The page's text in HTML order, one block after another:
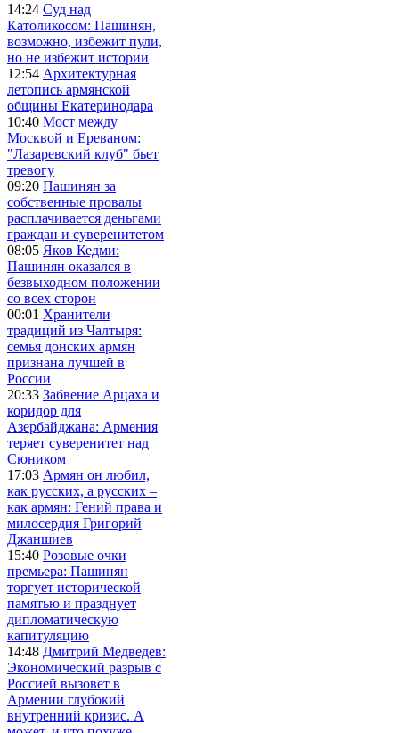
14:24 Суд над
Католикосом: Пашинян,
возможно, избежит пули,
но не избежит истории
12:54 Архитектурная
летопись армянской
общины Екатеринодара
10:40 Мост между
Москвой и Ереваном:
"Лазаревский клуб" бьет
тревогу
09:20 Пашинян за
собственные провалы
расплачивается деньгами
граждан и суверенитетом
08:05 Яков Кедми:
Пашинян оказался в
безвыходном положении
со всех сторон
00:01 Хранители
традиций из Чалтыря:
семья донских армян
признана лучшей в
России
20:33 Забвение Арцаха и
коридор для
Азербайджана: Армения
теряет суверенитет над
Сюником
17:03 Армян он любил,
как русских, а русских –
как армян: Гений права и
милосердия Григорий
Джаншиев
15:40 Розовые очки
премьера: Пашинян
торгует исторической
памятью и празднует
дипломатическую
капитуляцию
14:48 Дмитрий Медведев:
Экономический разрыв с
Россией вызовет в
Армении глубокий
внутренний кризис. А